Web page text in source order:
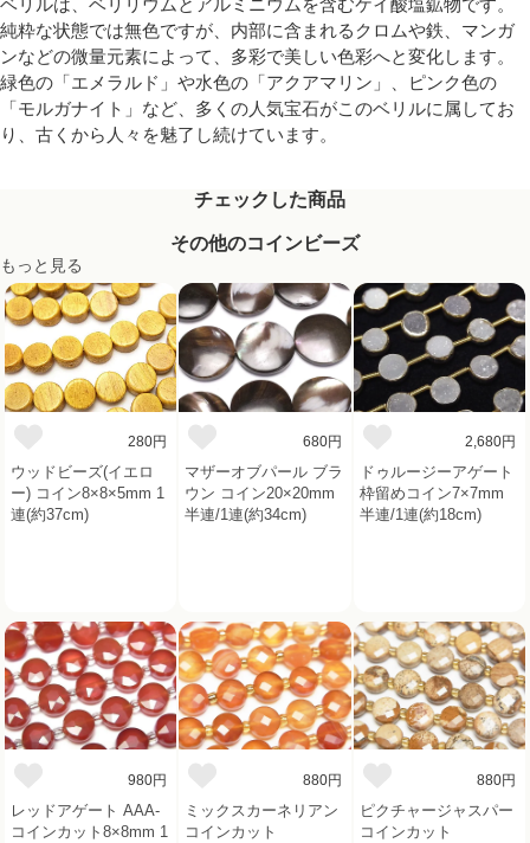
純粋な状態では無色ですが、内部に含まれるクロムや鉄、マンガ
ンなどの微量元素によって、多彩で美しい色彩へと変化します。
緑色の「エメラルド」や水色の「アクアマリン」、ピンク色の
「モルガナイト」など、多くの人気宝石がこのベリルに属してお
り、古くから人々を魅了し続けています。
チェックした商品
その他のコインビーズ
もっと見る
280円
ウッドビーズ(イエロ
ー) コイン8×8×5mm 1
連(約37cm)
680円
マザーオブパール ブラ
ウン コイン20×20mm
半連/1連(約34cm)
2,680円
ドゥルージーアゲート
枠留めコイン7×7mm
半連/1連(約18cm)
980円
レッドアゲート AAA-
コインカット8×8mm 1
880円
ミックスカーネリアン
コインカット
880円
ピクチャージャスパー
コインカット